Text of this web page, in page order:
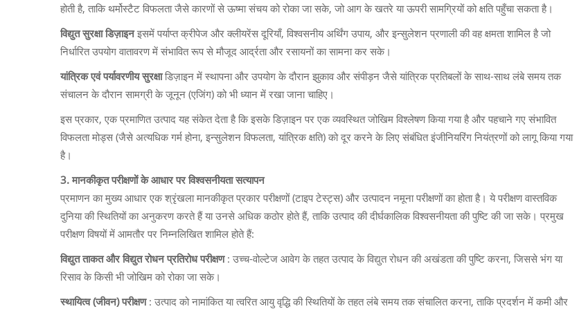
होती है, ताकि थर्मोस्टैट विफलता जैसे कारणों से ऊष्मा संचय को रोका जा सके, जो आग के खतरे या ऊपरी सामग्रियों को क्षति पहुँचा सकता है।
विद्युत सुरक्षा डिज़ाइनइसमें पर्याप्त क्रीपेज और क्लीयरेंस दूरियाँ, विश्वसनीय अर्थिंग उपाय, और इन्सुलेशन प्रणाली की वह क्षमता शामिल है जो
निर्धारित उपयोग वातावरण में संभावित रूप से मौजूद आर्द्रता और रसायनों का सामना कर सके।
यांत्रिक एवं पर्यावरणीय सुरक्षाडिज़ाइन में स्थापना और उपयोग के दौरान झुकाव और संपीड़न जैसे यांत्रिक प्रतिबलों के साथ-साथ लंबे समय तक
संचालन के दौरान सामग्री के जूनून (एजिंग) को भी ध्यान में रखा जाना चाहिए।
इस प्रकार, एक प्रमाणित उत्पाद यह संकेत देता है कि इसके डिज़ाइन पर एक व्यवस्थित जोखिम विश्लेषण किया गया है और पहचाने गए संभावित
विफलता मोड्स (जैसे अत्यधिक गर्म होना, इन्सुलेशन विफलता, यांत्रिक क्षति) को दूर करने के लिए संबंधित इंजीनियरिंग नियंत्रणों को लागू किया गया
है।
3. मानकीकृत परीक्षणों के आधार पर विश्वसनीयता सत्यापन
प्रमाणन का मुख्य आधार एक श्रृंखला मानकीकृत प्रकार परीक्षणों (टाइप टेस्ट्स) और उत्पादन नमूना परीक्षणों का होता है। ये परीक्षण वास्तविक
दुनिया की स्थितियों का अनुकरण करते हैं या उनसे अधिक कठोर होते हैं, ताकि उत्पाद की दीर्घकालिक विश्वसनीयता की पुष्टि की जा सके। प्रमुख
परीक्षण विषयों में आमतौर पर निम्नलिखित शामिल होते हैं:
विद्युत ताकत और विद्युत रोधन प्रतिरोध परीक्षण : उच्च-वोल्टेज आवेग के तहत उत्पाद के विद्युत रोधन की अखंडता की पुष्टि करना, जिससे भंग या
रिसाव के किसी भी जोखिम को रोका जा सके।
स्थायित्व (जीवन) परीक्षण : उत्पाद को नामांकित या त्वरित आयु वृद्धि की स्थितियों के तहत लंबे समय तक संचालित करना, ताकि प्रदर्शन में कमी और